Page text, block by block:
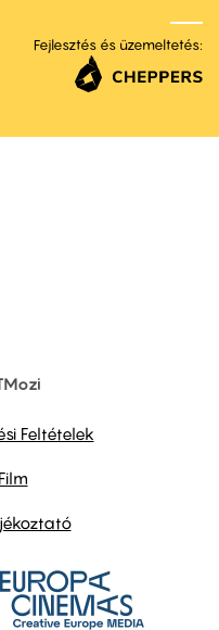
Fejlesztés és üzemeltetés:
Feltételek